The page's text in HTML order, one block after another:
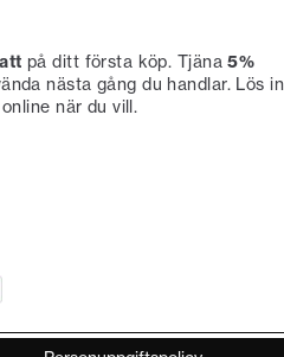
på ditt första köp. Tjäna5%
nästa gång du handlar. Lös in
när du vill.